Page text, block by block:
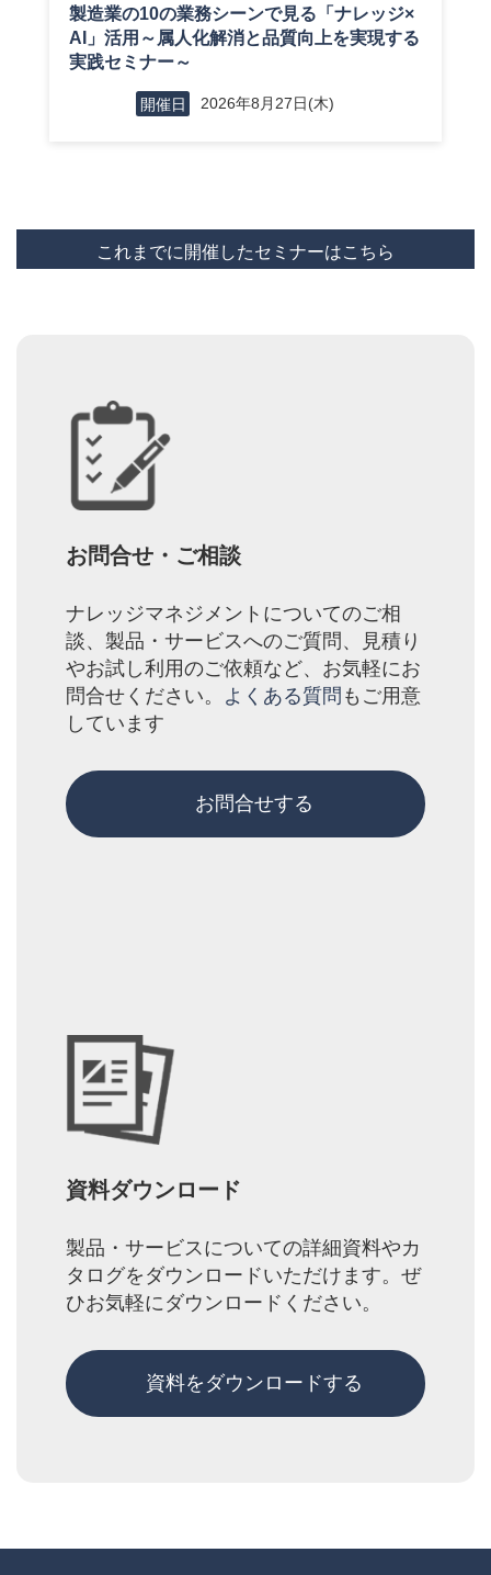
製造業の10の業務シーンで見る「ナレッジ×
AI」活用～属人化解消と品質向上を実現する
実践セミナー～
開催日 2026年8月27日(木)
これまでに開催したセミナーはこちら
お問合せ・ご相談
ナレッジマネジメントについてのご相
談、製品・サービスへのご質問、見積り
やお試し利用のご依頼など、お気軽にお
問合せください。 よくある質問 もご用意
しています
お問合せする
資料ダウンロード
製品・サービスについての詳細資料やカ
タログをダウンロードいただけます。ぜ
ひお気軽にダウンロードください。
資料をダウンロードする